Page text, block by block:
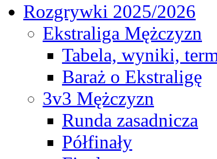
Rozgrywki 2025/2026
Ekstraliga Mężczyzn
Tabela, wyniki,
Baraż o Ekstraligę
3v3 Mężczyzn
Runda zasadnicza
Półfinały